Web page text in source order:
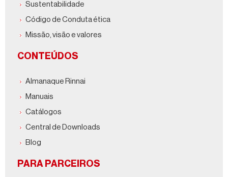
Sustentabilidade
Código de Conduta ética
Missão, visão e valores
CONTEÚDOS
Almanaque Rinnai
Manuais
Catálogos
Central de Downloads
Blog
PARA PARCEIROS